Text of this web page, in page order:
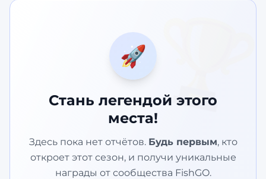
🏆
🚀
Стань легендой этого
места!
Здесь пока нет отчётов. Будь первым, кто
откроет этот сезон, и получи уникальные
награды от сообщества FishGO.